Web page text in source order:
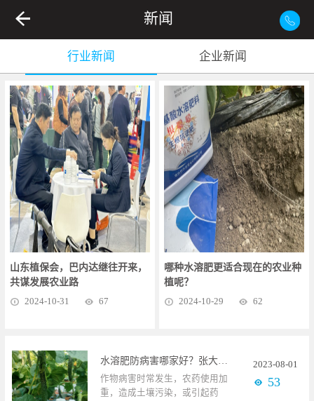
新闻
行业新闻 企业新闻
山东植保会，巴内达继往开来，
共谋发展农业路
2024-10-31 67
哪种水溶肥更适合现在的农业种
植呢？
2024-10-29 62
水溶肥防病害哪家好？张大哥认准碧卡
作物病害时常发生，农药使用加
重，造成土壤污染，或引起药
2023-08-01
53